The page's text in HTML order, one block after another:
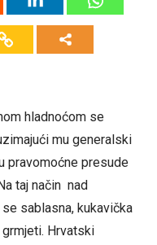
hladnoćom se
mu generalski
pravomoćne presude
taj način nad
sablasna, kukavička
Hrvatski